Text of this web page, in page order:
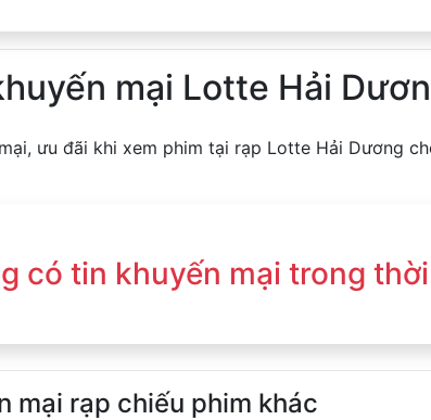
mại Lotte Hải
ưu đãi khi xem phim tại rạp Lotte Hải Dương
có tin khuyến mại trong
mại rạp chiếu phim khác